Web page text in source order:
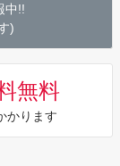
中!!
)
無料
かります